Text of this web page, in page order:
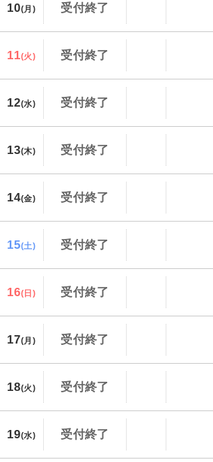
10(月) 受付終了
11(火) 受付終了
12(水) 受付終了
13(木) 受付終了
14(金) 受付終了
15(土) 受付終了
16(日) 受付終了
17(月) 受付終了
18(火) 受付終了
19(水) 受付終了